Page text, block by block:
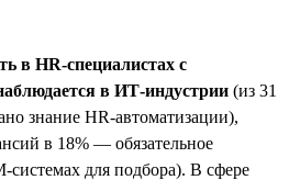
в HR-специалистах с
в ИТ-индустрии (из 31
знание HR-автоматизации),
в 18% — обязательное
системах для подбора). В сфере